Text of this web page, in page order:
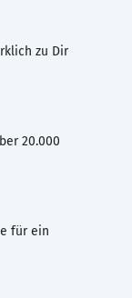
zu Dir
20.000
für ein